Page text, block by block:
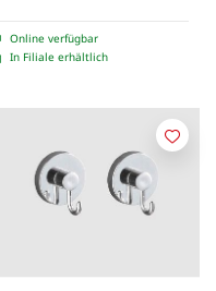
Online verfügbar
In Filiale erhältlich